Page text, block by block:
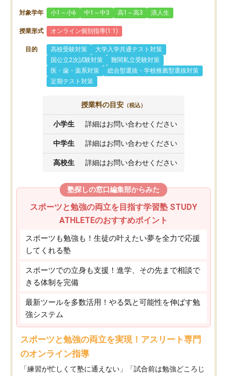
対象学年 小1～小6 中1～中3 高1～高3 浪人生
授業形式 オンライン個別指導(1:1)
目的 高校受験対策
大学入学共通テスト対策
国公立2次試験対策
難関私立受験対策
医・歯・薬系対策
総合型選抜・学校推薦型選抜対策
定期テスト対策
授業料の目安 （税込）
小学生 詳細はお問い合わせください
中学生 詳細はお問い合わせください
高校生 詳細はお問い合わせください
塾探しの窓口編集部からみた
スポーツと勉強の両立を目指す学習塾 STUDY
ATHLETEのおすすめポイント
スポーツも勉強も！生徒の叶えたい夢を全力で応援
してくれる塾
スポーツでの立身も支援！進学、その先まで相談で
きる体制を完備
最新ツールを多数活用！やる気と可能性を伸ばす勉
強システム
スポーツと勉強の両立を実現！アスリート専門
のオンライン指導
「練習が忙しくて塾に通えない」「試合前は勉強どころじ